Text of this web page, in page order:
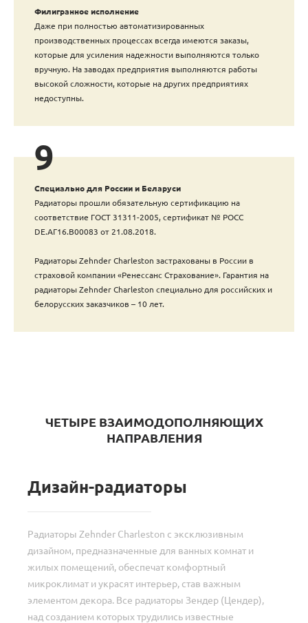
Филигранное исполнение
Даже при полностью автоматизированных
производственных процессах всегда имеются заказы,
которые для усиления надежности выполняются только
вручную. На заводах предприятия выполняются работы
высокой сложности, которые на других предприятиях
недоступны.
9
Специально для России и Беларуси
Радиаторы прошли обязательную сертификацию на
соответствие ГОСТ 31311-2005, сертификат № POCC
DE.АГ16.В00083 от 21.08.2018.
Радиаторы Zehnder Charleston застрахованы в России в
страховой компании «Ренессанс Страхование». Гарантия на
радиаторы Zehnder Charleston специально для российских и
белорусских заказчиков – 10 лет.
ЧЕТЫРЕ ВЗАИМОДОПОЛНЯЮЩИХ
НАПРАВЛЕНИЯ
Дизайн-радиаторы
Радиаторы Zehnder Charleston с эксклюзивным
дизайном, предназначенные для ванных комнат и
жилых помещений, обеспечат комфортный
микроклимат и украсят интерьер, став важным
элементом декора. Все радиаторы Зендер (Цендер),
над созданием которых трудились известные